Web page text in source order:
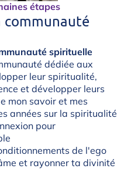
étapes
communauté
spirituelle
dédiée aux
leur spiritualité,
et développer leurs
mon savoir et mes
années sur la spiritualité
pour
de l'ego
et rayonner ta divinité